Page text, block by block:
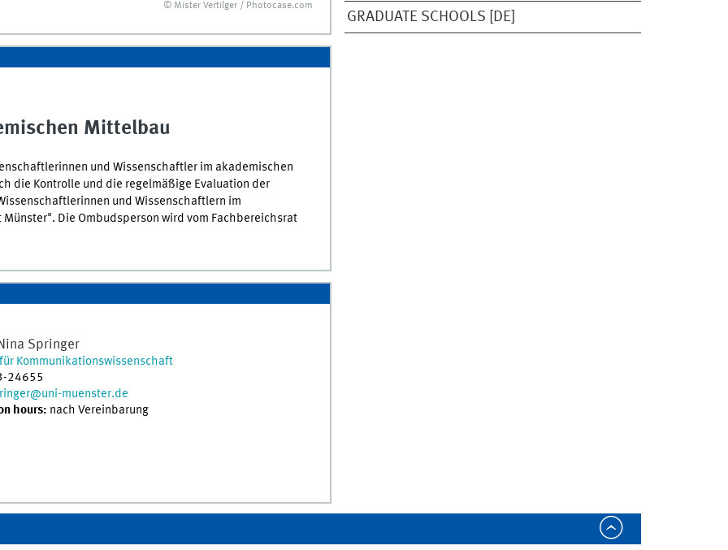
GRADUATE SCHOOLS [DE]
© Mister Vertilger / Photocase.com
Mittelbau
und Wissenschaftler im akademischen
die Kontrolle und die regelmäßige Evaluation der
und Wissenschaftlern im
Die Ombudsperson wird vom Fachbereichsrat
Nina Springer
Kommunikationswissenschaft
24655
muenster.de
hours: nach Vereinbarung